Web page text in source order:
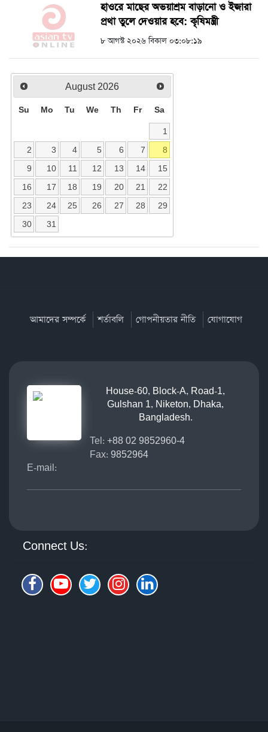
হাওরে মাছের অভয়াশ্রম বাড়ানো ও ইজারা
প্রথা তুলে দেওয়ার হবে: কৃষিমন্ত্রী
৮ আগস্ট ২০২৬ বিকাল ০৩:০৮:১৯
August 2026
Su Mo Tu We Th Fr Sa
1
2
3 4 5 6 7
8
9
10 11 12 13 14
15
16
17 18 19 20 21
22
23
24 25 26 27 28
29
30
31
আমাদের সম্পর্কে শর্তাবলি গোপনীয়তার নীতি যোগাযোগ
House-60, Block-A, Road-1,
Gulshan 1, Niketon, Dhaka,
Bangladesh.
Tel: +88 02 9852960-4
Fax: 9852964
E-mail:
Connect Us: